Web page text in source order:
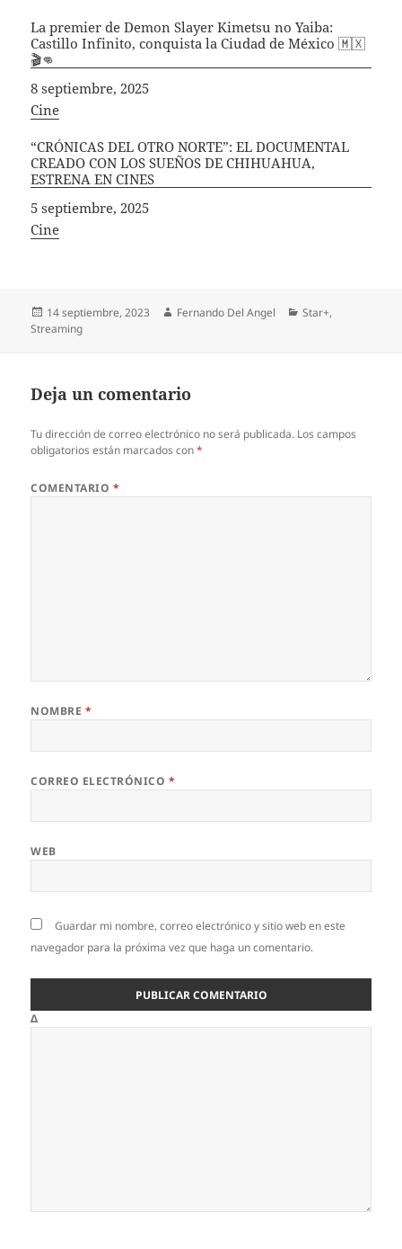
La premier de Demon Slayer Kimetsu no Yaiba:
Castillo Infinito, conquista la Ciudad de México 🇲🇽
🎬👊
Fecha
8 septiembre, 2025
In relation to
Cine
“CRÓNICAS DEL OTRO NORTE”: EL DOCUMENTAL
CREADO CON LOS SUEÑOS DE CHIHUAHUA,
ESTRENA EN CINES
Fecha
5 septiembre, 2025
In relation to
Cine
Publicado
el
14 septiembre, 2023 Autor
Fernando Del Angel Categorías
Star+,
Streaming
Deja un comentario
Tu dirección de correo electrónico no será publicada. Los campos
obligatorios están marcados con*
COMENTARIO *
NOMBRE *
CORREO ELECTRÓNICO *
WEB
Guardar mi nombre, correo electrónico y sitio web en este
navegador para la próxima vez que haga un comentario.
Δ